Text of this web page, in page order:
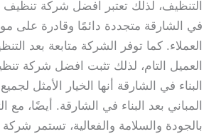
التنظيف، لذلك تعتبر افضل شركة تنظيف
في الشارقة متجددة دائمًا وقادرة على
العملاء. كما توفر الشركة متابعة بعد
العميل التام، لذلك تثبت افضل شركة
البناء في الشارقة أنها الخيار الأمثل
المباني بعد البناء في الشارقة. أيضًا، مع
بالجودة والسلامة والفعالية، تستمر